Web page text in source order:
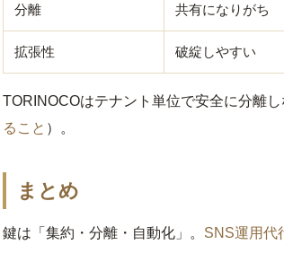
分離 共有になりがち
拡張性 破綻しやすい
TORINOCOはテナント単位で安全に分離
ること ）。
まとめ
鍵は「集約・分離・自動化」。 SNS運用代